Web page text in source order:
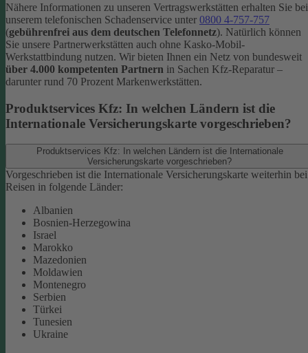
Nähere Informationen zu unseren Vertragswerkstätten erhalten Sie bei
unserem telefonischen Schadenservice unter 0800 4-757-757
(gebührenfrei aus dem deutschen Telefonnetz). Natürlich können
Sie unsere Partnerwerkstätten auch ohne Kasko-Mobil-
Werkstattbindung nutzen. Wir bieten Ihnen ein Netz von bundesweit
über 4.000 kompetenten Partnern in Sachen Kfz-Reparatur –
darunter rund 70 Prozent Markenwerkstätten.
Produktservices Kfz: In welchen Ländern ist die
Internationale Versicherungskarte vorgeschrieben?
Produktservices Kfz: In welchen Ländern ist die Internationale
Versicherungskarte vorgeschrieben?
Vorgeschrieben ist die Internationale Versicherungskarte weiterhin bei
Reisen in folgende Länder:
Albanien
Bosnien-Herzegowina
Israel
Marokko
Mazedonien
Moldawien
Montenegro
Serbien
Türkei
Tunesien
Ukraine